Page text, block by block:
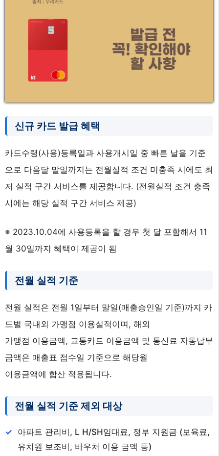
신규 카드 발급 혜택
카드수령(사용)등록일과 사용개시일 중 빠른 날을 기준
으로 다음달 말일까지는 전월실적 조건 미충족 시에도 최
저 실적 구간 서비스를 제공합니다. (전월실적 조건 충족
시에는 해당 실적 구간 서비스 제공)
※ 2023.10.04에 사용등록을 할 경우 첫 달 포함해서 11
월 30일까지 혜택이 제공이 됨
전월 실적 기준
전월 실적은 전월 1일부터 말일(매출승인일 기준)까지 카
드별 국내외 가맹점 이용실적이며, 해외
가맹점 이용금액, 교통카드 이용금액 및 통신료 자동납부
금액은 매출표 접수일 기준으로 해당월
이용금액에 합산 적용됩니다.
전월 실적 기준 제외 대상
아파트 관리비, L H/SH임대료, 정부 지원금 (보육료,
유치원 보조비, 바우처 이용 금액 등)